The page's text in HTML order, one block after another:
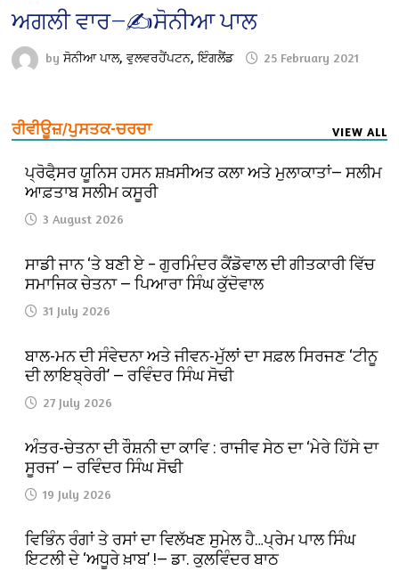
ਅਗਲੀ ਵਾਰ—✍️ਸੋਨੀਆ ਪਾਲ
byਸੋਨੀਆ ਪਾਲ, ਵੁਲਵਰਹੈਂਪਟਨ, ਇੰਗਲੈਂਡ 25 February 2021
ਰੀਵੀਊਜ਼/ਪੁਸਤਕ-ਚਰਚਾ VIEW ALL
ਪ੍ਰੋਫੈ਼ਸਰ ਯੂਨਿਸ ਹਸਨ ਸ਼ਖ਼ਸੀਅਤ ਕਲਾ ਅਤੇ ਮੁਲਾਕਾਤਾਂ— ਸਲੀਮ
ਆਫ਼ਤਾਬ ਸਲੀਮ ਕਸੂਰੀ
3 August 2026
ਸਾਡੀ ਜਾਨ ‘ਤੇ ਬਣੀ ਏ – ਗੁਰਮਿੰਦਰ ਕੈਂਡੋਵਾਲ ਦੀ ਗੀਤਕਾਰੀ ਵਿੱਚ
ਸਮਾਜਿਕ ਚੇਤਨਾ — ਪਿਆਰਾ ਸਿੰਘ ਕੁੱਦੋਵਾਲ
31 July 2026
ਬਾਲ-ਮਨ ਦੀ ਸੰਵੇਦਨਾ ਅਤੇ ਜੀਵਨ-ਮੁੱਲਾਂ ਦਾ ਸਫ਼ਲ ਸਿਰਜਣ ‘ਟੀਨੂ
ਦੀ ਲਾਇਬ੍ਰੇਰੀ’ — ਰਵਿੰਦਰ ਸਿੰਘ ਸੋਢੀ
27 July 2026
ਅੰਤਰ-ਚੇਤਨਾ ਦੀ ਰੌਸ਼ਨੀ ਦਾ ਕਾਵਿ : ਰਾਜੀਵ ਸੇਠ ਦਾ ‘ਮੇਰੇ ਹਿੱਸੇ ਦਾ
ਸੂਰਜ’ — ਰਵਿੰਦਰ ਸਿੰਘ ਸੋਢੀ
19 July 2026
ਵਿਭਿੰਨ ਰੰਗਾਂ ਤੇ ਰਸਾਂ ਦਾ ਵਿਲੱਖਣ ਸੁਮੇਲ ਹੈ…ਪ੍ਰੇਮ ਪਾਲ ਸਿੰਘ
ਇਟਲੀ ਦੇ ‘ਅਧੂਰੇ ਖ਼ਾਬ’ !— ਡਾ. ਕੁਲਵਿੰਦਰ ਬਾਠ